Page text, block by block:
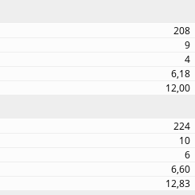
208
9
4
6,18
12,00
224
10
6
6,60
12,83